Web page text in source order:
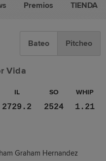
Premios TIENDA
Bateo Pitcheo
Vida
IL SO WHIP
2729.2 2524 1.21
Graham Hernandez